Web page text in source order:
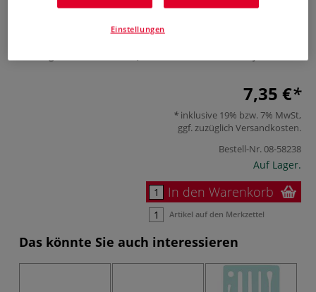
ECOBRA Edelstahldraht-Ersatzpinsel sind auch für
7,35 €
inklusive 19% bzw. 7% MwSt,
ggf. zuzüglich Versandkosten.
Bestell-Nr.08-58238
Auf Lager.
In den Warenkorb
Artikel auf den Merkzettel
Das könnte Sie auch interessieren
Einstellungen